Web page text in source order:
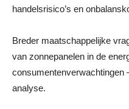
handelsrisico’s en
Breder maatschappelijke
van zonnepanelen in de
analyse.